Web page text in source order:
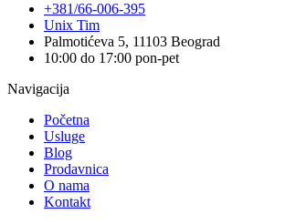
+381/66-006-395
Unix Tim
Palmotićeva 5, 11103 Beograd
10:00 do 17:00 pon-pet
Navigacija
Početna
Usluge
Blog
Prodavnica
O nama
Kontakt